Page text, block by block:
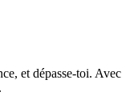
et dépasse-toi. Avec